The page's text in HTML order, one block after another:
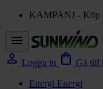
KAMPANJ - Köp
menu
person Logga in shopping_bag Gå till
Energi Energi